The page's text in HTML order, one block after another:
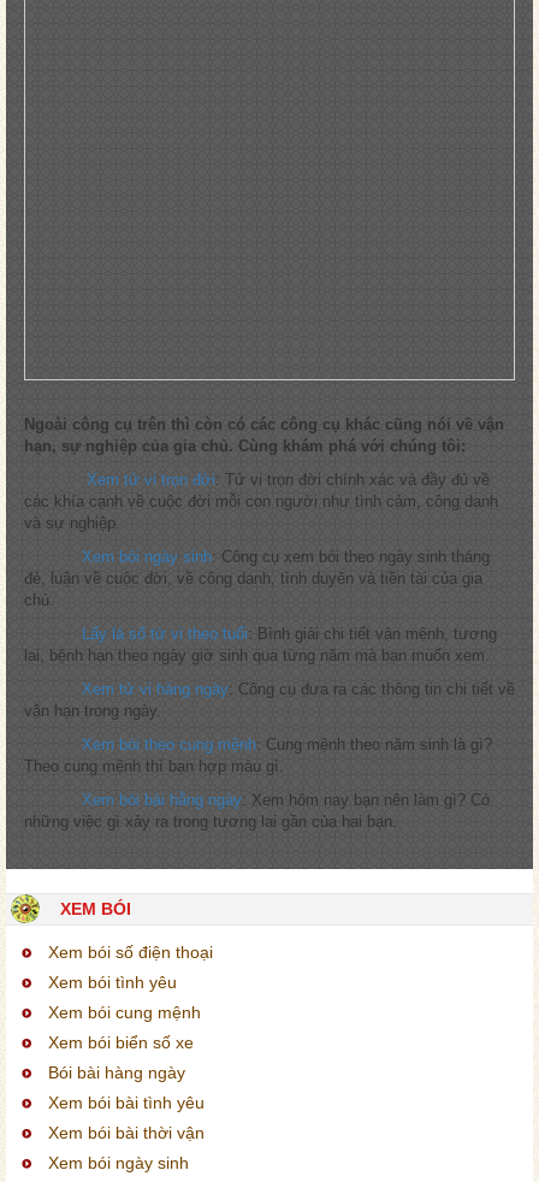
Ngoài công cụ trên thì còn có các công cụ khác cũng nói về vận
hạn, sự nghiệp của gia chủ. Cùng khám phá với chúng tôi:
Xem tử vi trọn đời: Tử vi trọn đời chính xác và đầy đủ về
các khía cạnh về cuộc đời mỗi con người như tình cảm, công danh
và sự nghiệp.
Xem bói ngày sinh: Công cụ xem bói theo ngày sinh tháng
đẻ, luận về cuộc đời, về công danh, tình duyên và tiền tài của gia
chủ.
Lấy lá số tử vi theo tuổi: Bình giải chi tiết vận mệnh, tương
lai, bệnh hạn theo ngày giờ sinh qua từng năm mà bạn muốn xem.
Xem tử vi hàng ngày: Công cụ đưa ra các thông tin chi tiết về
vận hạn trong ngày.
Xem bói theo cung mệnh: Cung mệnh theo năm sinh là gì?
Theo cung mệnh thì bạn hợp màu gì.
Xem bói bài hằng ngày: Xem hôm nay bạn nên làm gì? Có
những việc gì xảy ra trong tương lai gần của hai bạn.
XEM BÓI
Xem bói số điện thoại
Xem bói tình yêu
Xem bói cung mệnh
Xem bói biển số xe
Bói bài hàng ngày
Xem bói bài tình yêu
Xem bói bài thời vận
Xem bói ngày sinh